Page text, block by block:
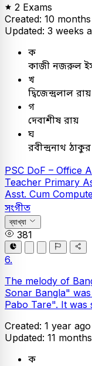
2 Exams
Created: 10 months
Updated: 3 weeks
ক
কাজী নজরুল
খ
দ্বিজেন্দ্রলাল রায়
গ
দেবাশীষ রায়
ঘ
রবীন্দ্রনাথ ঠাকুর
PSC DoF – Office
Teacher Primary
Asst. Cum
সংগীত
ব্যাখ্যা
381
6.
The melody of
Sonar Bangla"
Pabo Tare". It was
Created: 1 year ago
Updated: 11
ক